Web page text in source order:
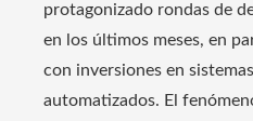
protagonizado rondas de
en los últimos meses, en
con inversiones en sistemas
automatizados. El